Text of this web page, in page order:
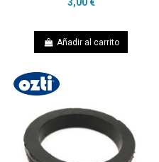
Añadir al carrito